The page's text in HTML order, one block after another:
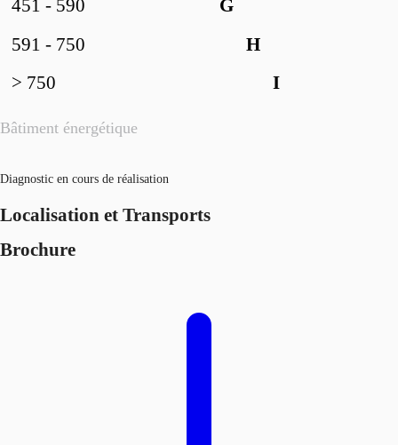
Bâtiment énergétique
G
451 - 590
H
591 - 750
I
> 750
Diagnostic en cours de réalisation
Localisation et Transports
Brochure